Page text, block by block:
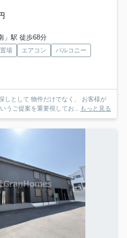
」駅 徒歩68分
場 エアコン
バルコニー
しとして 物件だけでなく、 お客様が
うご提案を重要視してお... もっと見る